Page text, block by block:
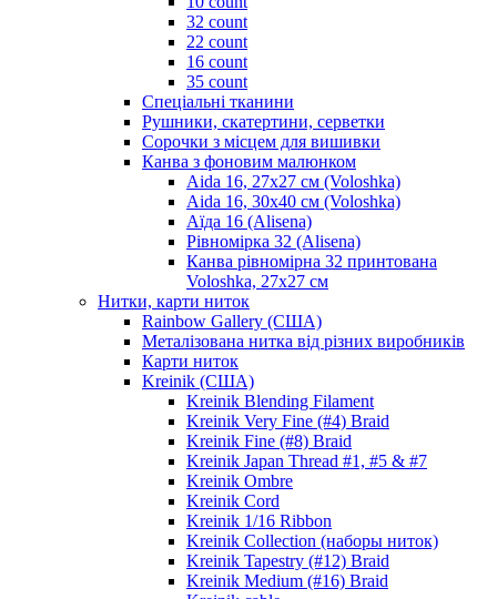
32 count
22 count
16 count
35 count
Спеціальні тканини
Рушники, скатертини, серветки
Сорочки з місцем для вишивки
Канва з фоновим малюнком
Aida 16, 27х27 см (Voloshka)
Aida 16, 30х40 см (Voloshka)
Аїда 16 (Alisena)
Рівномірка 32 (Alisena)
Канва рівномірна 32 принтована
Voloshka, 27х27 см
Нитки, карти ниток
Rainbow Gallery (США)
Металізована нитка від різних виробників
Карти ниток
Kreinik (США)
Kreinik Blending Filament
Kreinik Very Fine (#4) Braid
Kreinik Fine (#8) Braid
Kreinik Japan Thread #1, #5 & #7
Kreinik Ombre
Kreinik Cord
Kreinik 1/16 Ribbon
Kreinik Collection (наборы ниток)
Kreinik Tapestry (#12) Braid
Kreinik Medium (#16) Braid